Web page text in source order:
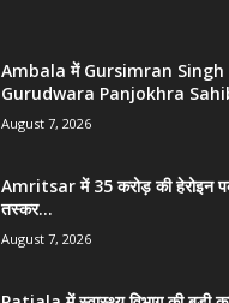
Ambala में Gursimran Singh
Gurudwara Panjokhra
August 7, 2026
Amritsar में 35 करोड़ की हेरोइन
तस्कर...
August 7, 2026